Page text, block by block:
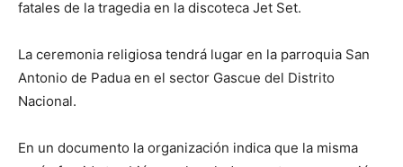
fatales de la tragedia en la discoteca Jet Set.
La ceremonia religiosa tendrá lugar en la parroquia San
Antonio de Padua en el sector Gascue del Distrito
Nacional.
En un documento la organización indica que la misma